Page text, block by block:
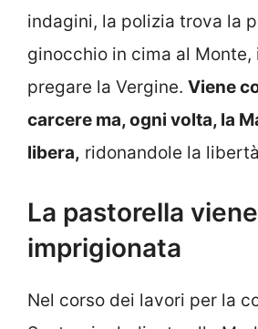
indagini, la polizia trova la
ginocchio in cima al Monte,
pregare la Vergine. Viene
carcere ma, ogni volta, la
libera, ridonandole la
La pastorella viene
imprigionata
Nel corso dei lavori per la